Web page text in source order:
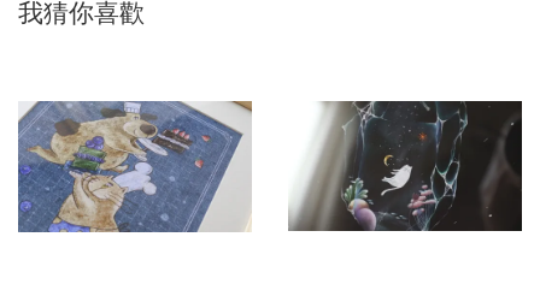
我猜你喜歡